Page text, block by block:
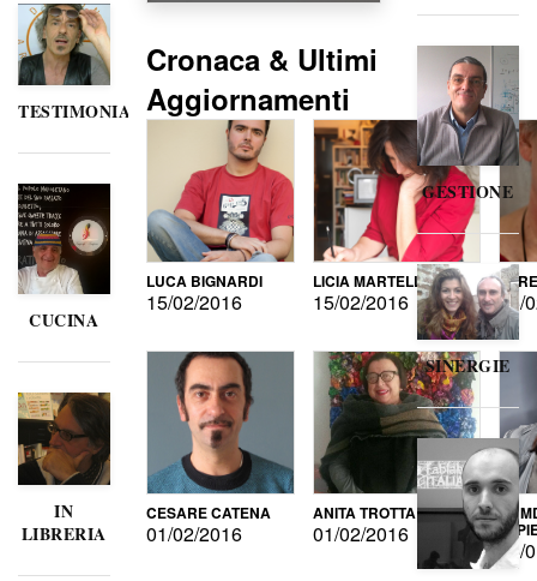
TESTIMONIANZE
CUCINA
IN
LIBRERIA
Cronaca & Ultimi
Aggiornamenti
LUCA BIGNARDI
15/02/2016
LICIA MARTELLI
15/02/2016 15/
CESARE CATENA
01/02/2016
ANITA TROTTA
01/02/2016 DI
15/
GESTIONE
SINERGIE